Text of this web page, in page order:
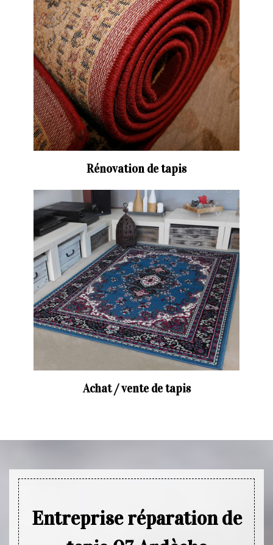
Rénovation de tapis
Achat / vente de tapis
Entreprise réparation de